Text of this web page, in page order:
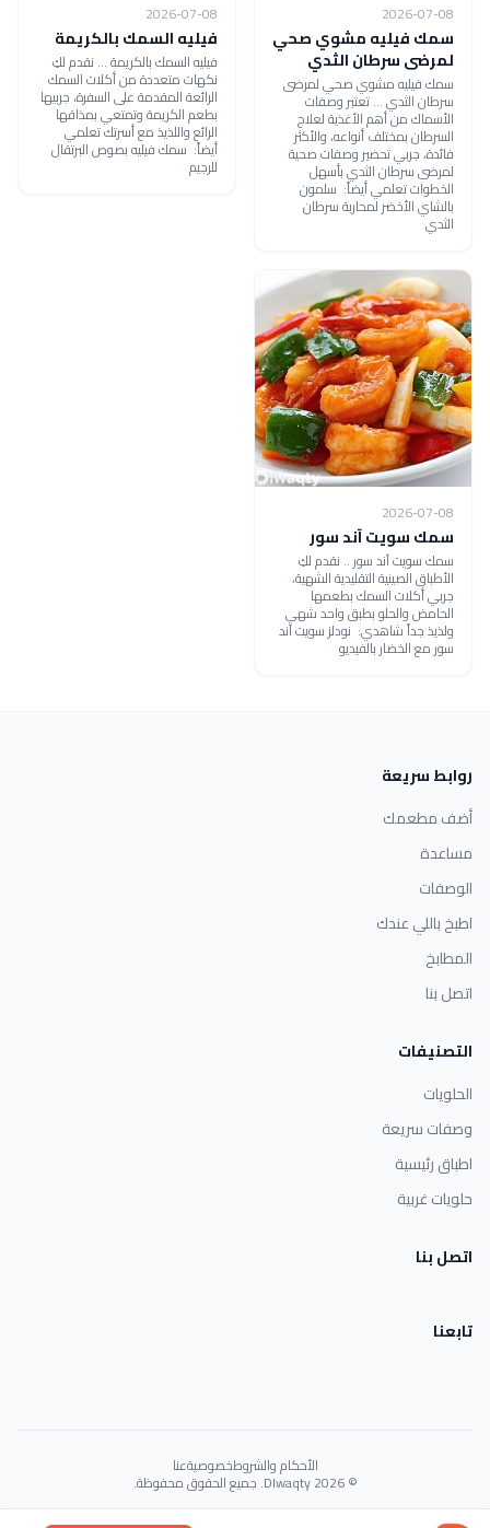
2026-07-08
سمك فيليه مشوي صحي
لمرضى سرطان الثدي
سمك فيليه مشوي صحي لمرضى
سرطان الثدي ... تعتبر وصفات
الأسماك من أهم الأغذية لعلاج
السرطان بمختلف أنواعه، والأكثر
فائدة، جربي تحضير وصفات صحية
لمرضى سرطان الثدي بأسهل
الخطوات تعلمي أيضاً: سلمون
بالشاي الأخضر لمحاربة سرطان
الثدي
2026-07-08
فيليه السمك بالكريمة
فيليه السمك بالكريمة ... نقدم لكِ
نكهات متعددة من أكلات السمك
الرائعة المقدمة على السفرة، جربيها
بطعم الكريمة وتمتعي بمذاقها
الرائع واللذيذ مع أسرتك تعلمي
أيضاً: سمك فيليه بصوص البرتقال
للرجيم
2026-07-08
سمك سويت آند سور
سمك سويت آند سور .. نقدم لكِ
الأطباق الصينية التقليدية الشهية،
جربي أكلات السمك بطعمها
الحامض والحلو بطبق واحد شهي
ولذيذ جداً شاهدي: نودلز سويت آند
سور مع الخضار بالفيديو
روابط سريعة
أضف مطعمك
مساعدة
الوصفات
اطبخ باللي عندك
المطابخ
اتصل بنا
التصنيفات
الحلويات
وصفات سريعة
اطباق رئيسية
حلويات غربية
اتصل بنا
تابعنا
الأحكام والشروطخصوصيةعنا
© 2026 Dlwaqty. جميع الحقوق محفوظة.
Powered byGAIT